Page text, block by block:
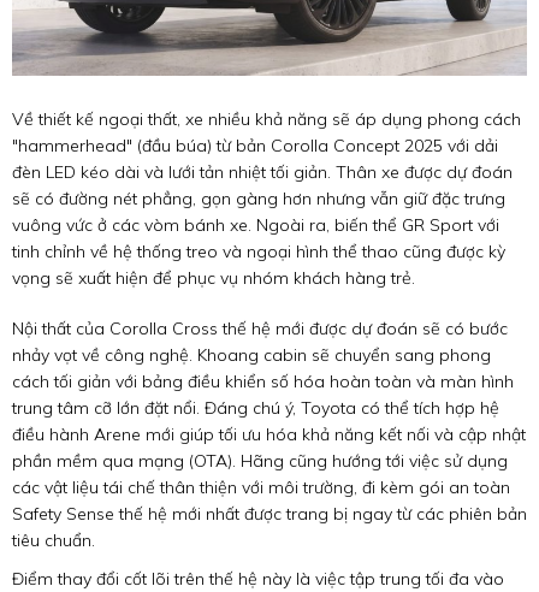
Về thiết kế ngoại thất, xe nhiều khả năng sẽ áp dụng phong cách
"hammerhead" (đầu búa) từ bản Corolla Concept 2025 với dải
đèn LED kéo dài và lưới tản nhiệt tối giản. Thân xe được dự đoán
sẽ có đường nét phẳng, gọn gàng hơn nhưng vẫn giữ đặc trưng
vuông vức ở các vòm bánh xe. Ngoài ra, biến thể GR Sport với
tinh chỉnh về hệ thống treo và ngoại hình thể thao cũng được kỳ
vọng sẽ xuất hiện để phục vụ nhóm khách hàng trẻ.
Nội thất của Corolla Cross thế hệ mới được dự đoán sẽ có bước
nhảy vọt về công nghệ. Khoang cabin sẽ chuyển sang phong
cách tối giản với bảng điều khiển số hóa hoàn toàn và màn hình
trung tâm cỡ lớn đặt nổi. Đáng chú ý, Toyota có thể tích hợp hệ
điều hành Arene mới giúp tối ưu hóa khả năng kết nối và cập nhật
phần mềm qua mạng (OTA). Hãng cũng hướng tới việc sử dụng
các vật liệu tái chế thân thiện với môi trường, đi kèm gói an toàn
Safety Sense thế hệ mới nhất được trang bị ngay từ các phiên bản
tiêu chuẩn.
Điểm thay đổi cốt lõi trên thế hệ này là việc tập trung tối đa vào